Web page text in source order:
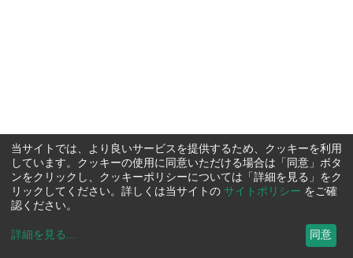
当サイトでは、より良いサービスを提供するため、クッキーを利用
しています。クッキーの使用に同意いただける場合は「同意」ボタ
ンをクリックし、クッキーポリシーについては「詳細を見る」をク
リックしてください。詳しくは当サイトの サイトポリシー をご確
認ください。
詳細を見る ... 同意